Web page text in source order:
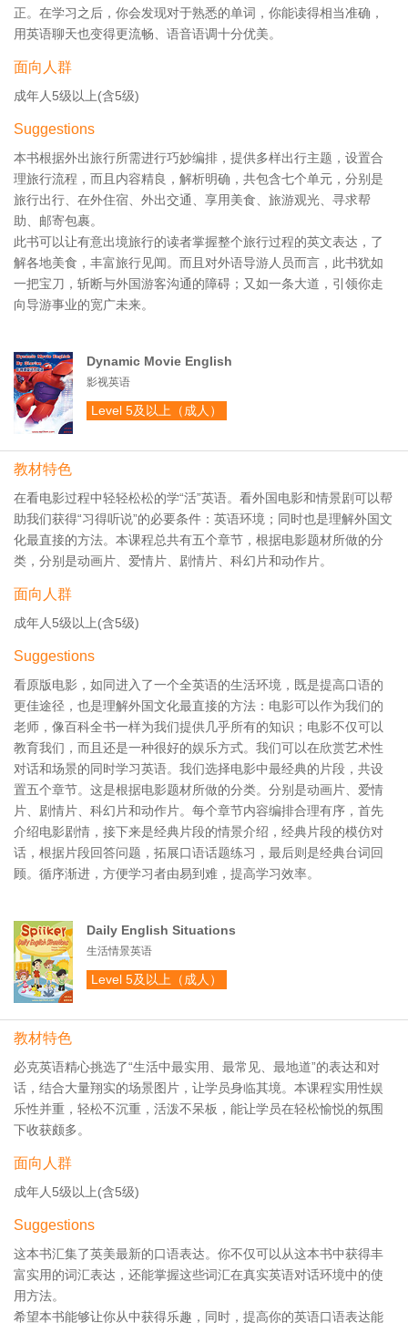
正。在学习之后，你会发现对于熟悉的单词，你能读得相当准确，
用英语聊天也变得更流畅、语音语调十分优美。
面向人群
成年人5级以上(含5级)
Suggestions
本书根据外出旅行所需进行巧妙编排，提供多样出行主题，设置合
理旅行流程，而且内容精良，解析明确，共包含七个单元，分别是
旅行出行、在外住宿、外出交通、享用美食、旅游观光、寻求帮
助、邮寄包裹。
此书可以让有意出境旅行的读者掌握整个旅行过程的英文表达，了
解各地美食，丰富旅行见闻。而且对外语导游人员而言，此书犹如
一把宝刀，斩断与外国游客沟通的障碍；又如一条大道，引领你走
向导游事业的宽广未来。
Dynamic Movie English
影视英语
Level 5及以上（成人）
教材特色
在看电影过程中轻轻松松的学“活”英语。看外国电影和情景剧可以帮
助我们获得“习得听说”的必要条件：英语环境；同时也是理解外国文
化最直接的方法。本课程总共有五个章节，根据电影题材所做的分
类，分别是动画片、爱情片、剧情片、科幻片和动作片。
面向人群
成年人5级以上(含5级)
Suggestions
看原版电影，如同进入了一个全英语的生活环境，既是提高口语的
更佳途径，也是理解外国文化最直接的方法：电影可以作为我们的
老师，像百科全书一样为我们提供几乎所有的知识；电影不仅可以
教育我们，而且还是一种很好的娱乐方式。我们可以在欣赏艺术性
对话和场景的同时学习英语。我们选择电影中最经典的片段，共设
置五个章节。这是根据电影题材所做的分类。分别是动画片、爱情
片、剧情片、科幻片和动作片。每个章节内容编排合理有序，首先
介绍电影剧情，接下来是经典片段的情景介绍，经典片段的模仿对
话，根据片段回答问题，拓展口语话题练习，最后则是经典台词回
顾。循序渐进，方便学习者由易到难，提高学习效率。
Daily English Situations
生活情景英语
Level 5及以上（成人）
教材特色
必克英语精心挑选了“生活中最实用、最常见、最地道”的表达和对
话，结合大量翔实的场景图片，让学员身临其境。本课程实用性娱
乐性并重，轻松不沉重，活泼不呆板，能让学员在轻松愉悦的氛围
下收获颇多。
面向人群
成年人5级以上(含5级)
Suggestions
这本书汇集了英美最新的口语表达。你不仅可以从这本书中获得丰
富实用的词汇表达，还能掌握这些词汇在真实英语对话环境中的使
用方法。
希望本书能够让你从中获得乐趣，同时，提高你的英语口语表达能